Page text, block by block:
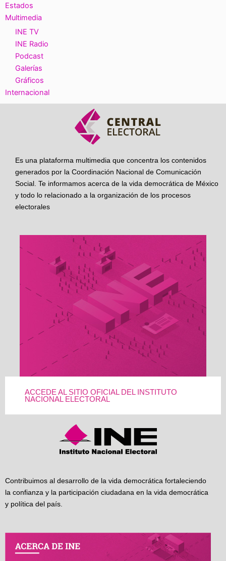
Estados
Multimedia
INE TV
INE Radio
Podcast
Galerías
Gráficos
Internacional
Es una plataforma multimedia que concentra los contenidos
generados por la Coordinación Nacional de Comunicación
Social. Te informamos acerca de la vida democrática de México
y todo lo relacionado a la organización de los procesos
electorales
ACCEDE AL SITIO OFICIAL DEL INSTITUTO
NACIONAL ELECTORAL
Contribuimos al desarrollo de la vida democrática fortaleciendo
la confianza y la participación ciudadana en la vida democrática
y política del país.